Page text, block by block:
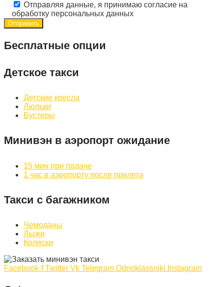
Отправляя данные, я принимаю согласие на
обработку персональных данных
Бесплатные опции
Детское такси
Детские кресла
Люльки
Бустеры
Минивэн в аэропорт ожидание
15 мин при подаче
1 час в аэропорту после прилета
Такси с багажником
Чемоданы
Лыжи
Коляски
Facebook-f Twitter Vk Telegram Odnoklassniki Instagram